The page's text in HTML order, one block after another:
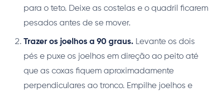
para o teto. Deixe as costelas e o quadril ficarem
pesados antes de se mover.
Trazer os joelhos a 90 graus. Levante os dois
pés e puxe os joelhos em direção ao peito até
que as coxas fiquem aproximadamente
perpendiculares ao tronco. Empilhe joelhos e